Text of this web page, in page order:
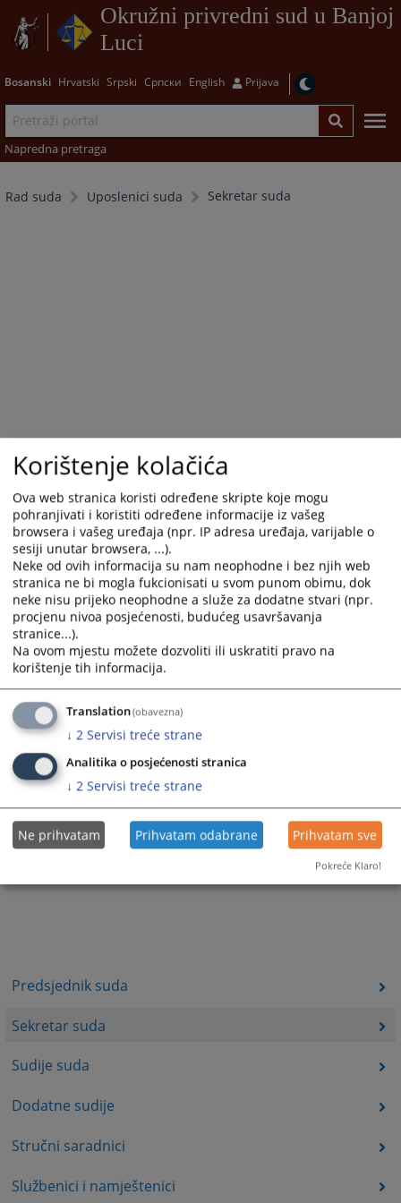
Okružni privredni sud u Banjoj
Luci
Bosanski Hrvatski Srpski Српски English Prijava
Napredna pretraga
Rad suda Uposlenici suda Sekretar suda
Predsjednik suda
Sekretar suda
Sudije suda
Dodatne sudije
Stručni saradnici
Službenici i namještenici
Trenutno nema vijesti
Korištenje kolačića
Ova web stranica koristi određene skripte koje mogu
pohranjivati i koristiti određene informacije iz vašeg
browsera i vašeg uređaja (npr. IP adresa uređaja, varijable o
sesiji unutar browsera, ...).
Neke od ovih informacija su nam neophodne i bez njih web
stranica ne bi mogla fukcionisati u svom punom obimu, dok
neke nisu prijeko neophodne a služe za dodatne stvari (npr.
procjenu nivoa posjećenosti, budućeg usavršavanja
stranice...).
Na ovom mjestu možete dozvoliti ili uskratiti pravo na
korištenje tih informacija.
Translation(obavezna)
↓ 2 Servisi treće strane
Analitika o posjećenosti stranica
↓ 2 Servisi treće strane
Ne prihvatam Prihvatam odabrane Prihvatam sve
Pokreće Klaro!